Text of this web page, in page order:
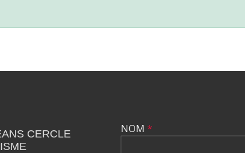
CERCLE
NOM *